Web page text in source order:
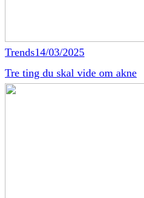
Trends14/03/2025
Tre ting du skal vide om akne